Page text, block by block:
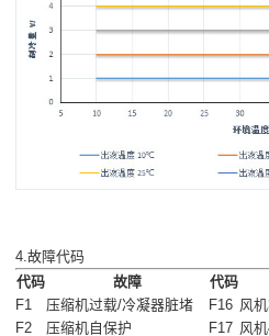
4.故障代码
代码
故障 代码
F1
压缩机过载/冷凝器脏堵 F16 风
F2
压缩机自保护 F17 风